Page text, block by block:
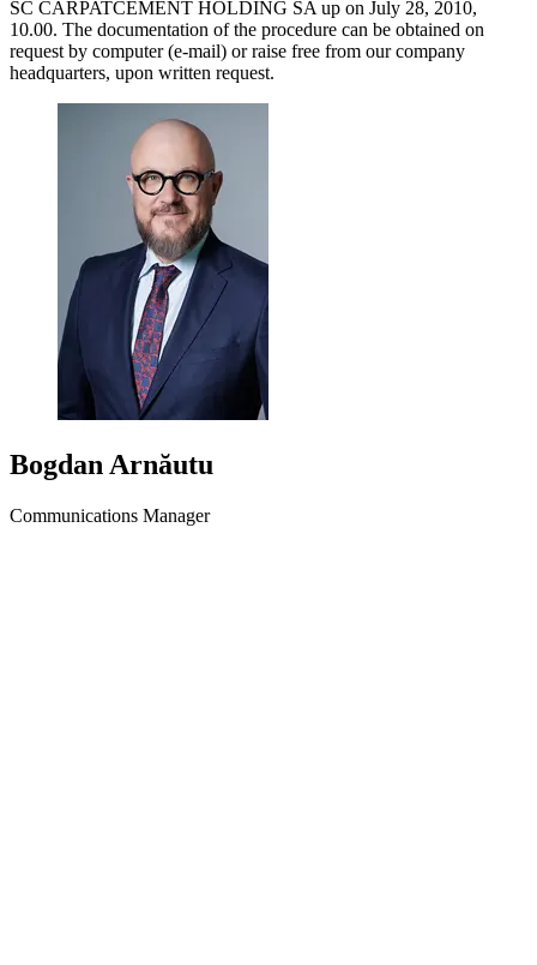
SC CARPATCEMENT HOLDING SA up on July 28, 2010,
10.00. The documentation of the procedure can be obtained on
request by computer (e-mail) or raise free from our company
headquarters, upon written request.
Bogdan Arnăutu
Communications Manager